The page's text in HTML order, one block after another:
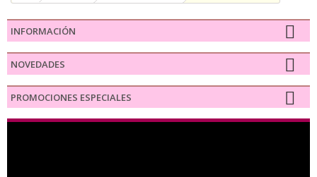
INFORMACIÓN
NOVEDADES
PROMOCIONES ESPECIALES